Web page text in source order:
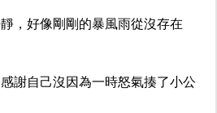
，好像剛剛的暴風雨從沒存在
謝自己沒因為一時怒氣揍了小公